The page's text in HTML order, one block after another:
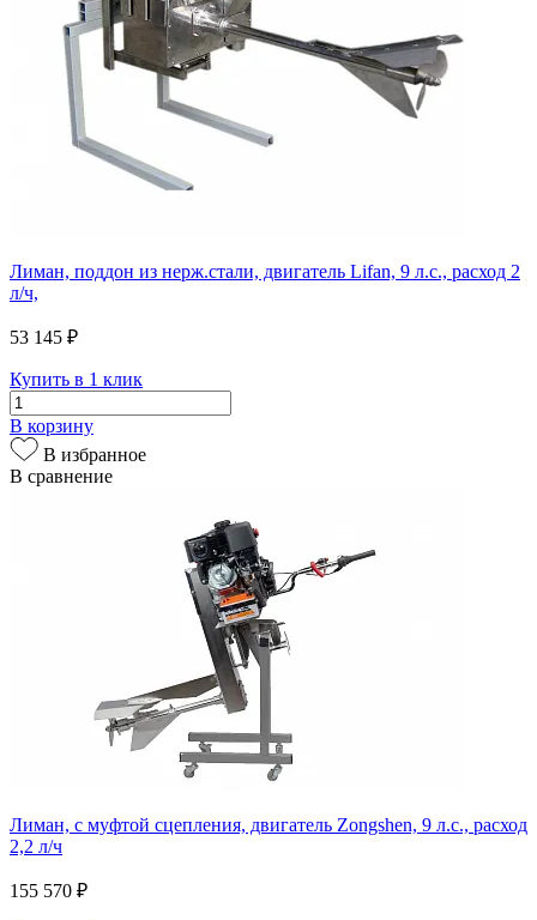
Лиман, поддон из нерж.стали, двигатель Lifan, 9 л.с., расход 2
л/ч,
53 145 ₽
Купить в 1 клик
В корзину
В избранное
В сравнение
Лиман, с муфтой сцепления, двигатель Zongshen, 9 л.с., расход
2,2 л/ч
155 570 ₽